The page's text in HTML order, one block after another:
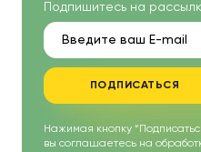
Подпишитесь на
ПОДПИСАТЬСЯ
Нажимая кнопку
вы соглашаетесь на